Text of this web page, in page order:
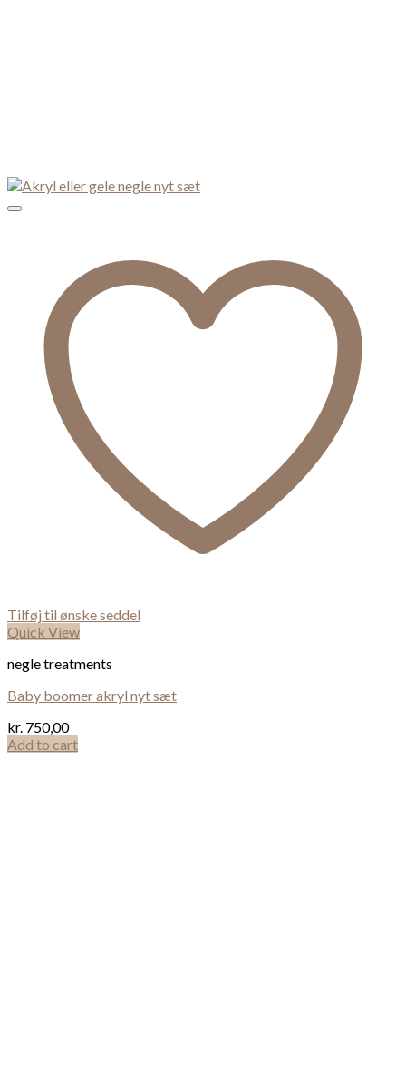
Tilføj til ønske seddel
Quick View
negle treatments
Baby boomer akryl nyt sæt
kr. 750,00
Add to cart